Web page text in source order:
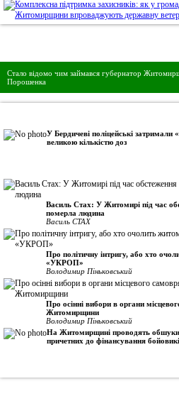
Стало відомо чим займався губернатор
Порошенка
У Бердичеві поліцейські затримали
великою кількістю доз
Василь Стах: У Житомирі під час
померла людина
Василь СТАХ
Про політичну інтригу, або хто
«УКРОП»
Володимир Піньковський
Про осінні вибори в органи
Житомирщини
Володимир Піньковський
На Житомирщині проводять
причетних до фінансування